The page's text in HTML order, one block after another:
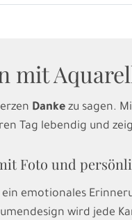
mit
Danke zu sagen.
Tag lebendig und
Foto und
emotionales
wird jede